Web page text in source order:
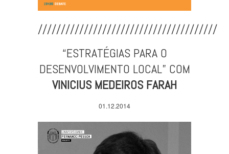
///////////////////////////////////////
“ESTRATÉGIAS PARA O
DESENVOLVIMENTO LOCAL” COM
VINICIUS MEDEIROS FARAH
01.12.2014